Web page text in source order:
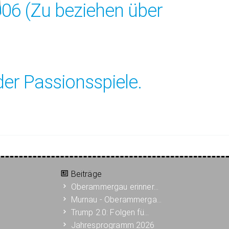
(Zu beziehen über
Passionsspiele.
Beiträge
Oberammergau erinner…
Murnau - Oberammerga…
Trump 2.0: Folgen fü…
Jahresprogramm 2026